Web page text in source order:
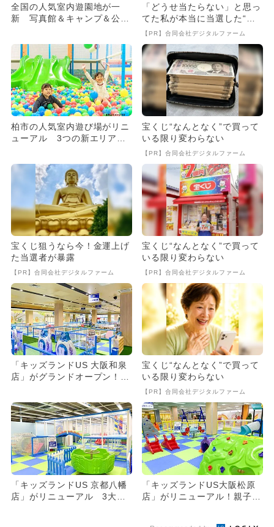
全国の人気室内遊園地が一
新 写真館＆キャンプ＆公園
「どうせ当たらない」と思っ
てた私が本当に当選した“買
い方”がこれ
【PR】合同会社デジタルファーム
柏市の人気室内遊び場がリニ
ューアル 3つの新エリアで
宝くじ“なんとなく”で買って
いる限り変わらない
【PR】合同会社デジタルファーム
宝くじ狙うなら今！金運上げ
た当選者が暴露
【PR】合同会社デジタルファーム
宝くじ“なんとなく”で買って
いる限り変わらない
【PR】合同会社デジタルファーム
「キッズランドUS 大阪和泉
店」がグランドオープン！
園...
宝くじ“なんとなく”で買って
いる限り変わらない
【PR】合同会社デジタルファーム
「キッズランドUS 京都八幡
店」がリニューアル 3大遊
「キッズランドUS大阪松原
店」がリニューアル！親子で